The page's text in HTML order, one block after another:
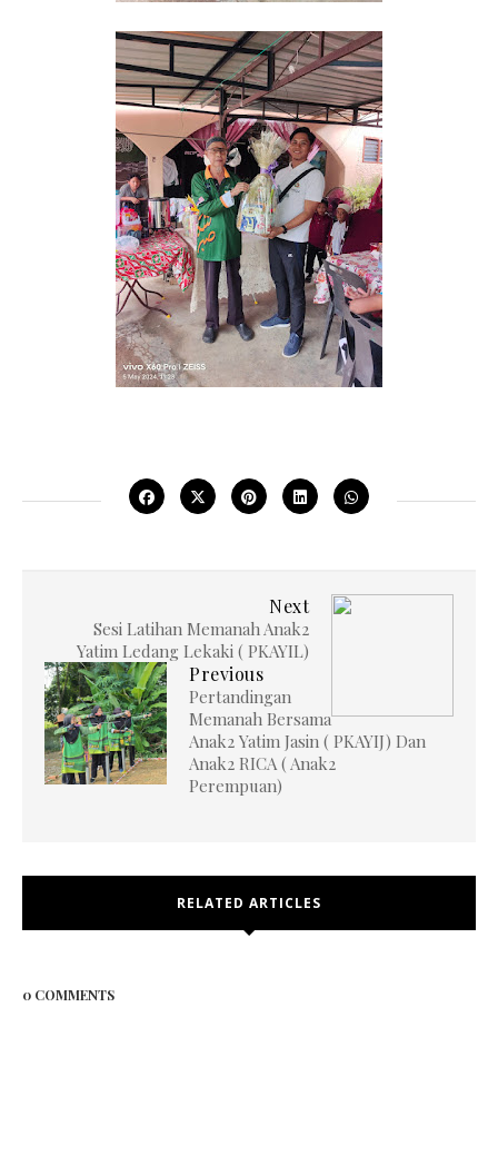
Next
Sesi Latihan Memanah Anak2
Yatim Ledang Lekaki ( PKAYIL)
Previous
Pertandingan
Memanah Bersama
Anak2 Yatim Jasin ( PKAYIJ) Dan
Anak2 RICA ( Anak2
Perempuan)
RELATED ARTICLES
0 COMMENTS